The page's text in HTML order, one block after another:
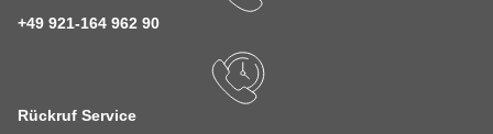
+49 921-164 962 90
Rückruf Service